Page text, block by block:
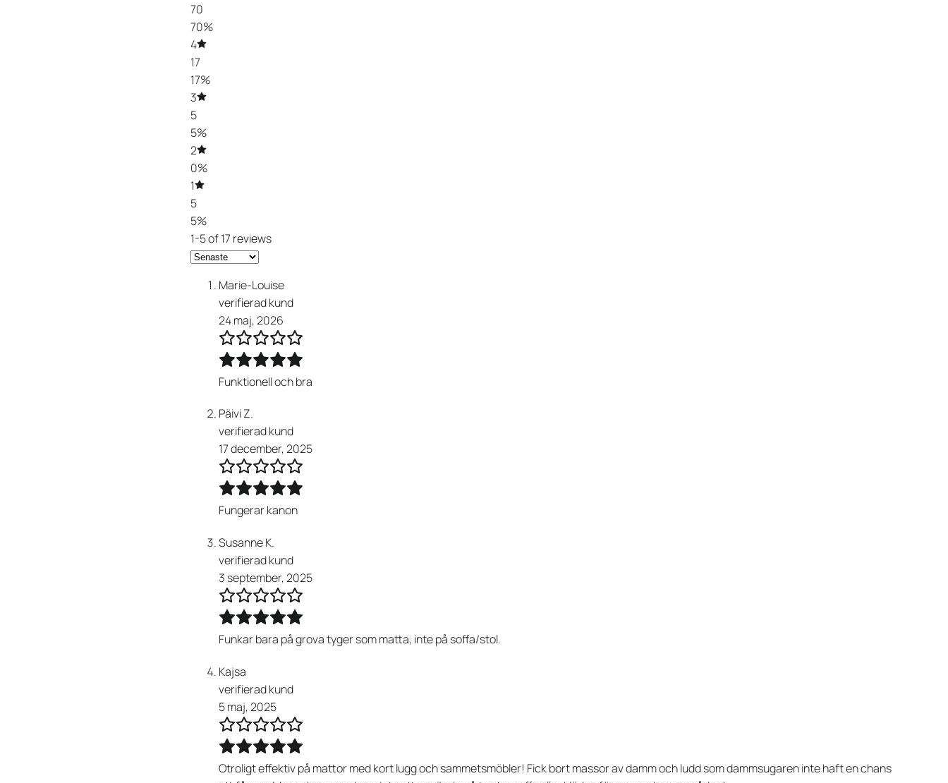
70
70%
4
17
17%
3
5
5%
2
0%
1
5
5%
1-5 of 17 reviews
Marie-Louise
verifierad kund
24 maj, 2026
Funktionell och bra
Päivi Z.
verifierad kund
17 december, 2025
Fungerar kanon
Susanne K.
verifierad kund
3 september, 2025
Funkar bara på grova tyger som matta, inte på soffa/stol.
Kajsa
verifierad kund
5 maj, 2025
Otroligt effektiv på mattor med kort lugg och sammetsmöbler! Fick bort massor av damm och ludd som dammsugaren inte haft en chans